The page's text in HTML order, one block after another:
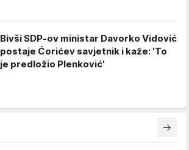
Bivši SDP-ov ministar Davorko Vidović
postaje Ćorićev savjetnik i kaže: 'To
je predložio Plenković'